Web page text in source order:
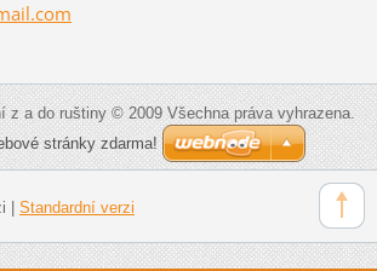
ail.com
z a do ruštiny © 2009 Všechna práva vyhrazena.
stránky zdarma!
Standardní verzi